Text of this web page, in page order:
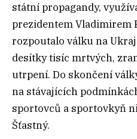
státní propagandy,
prezidentem Vladimirem
rozpoutalo válku na
desítky tisíc mrtvých,
utrpení. Do skončení
na stávajících
sportovců a sportovkyň
Šťastný.